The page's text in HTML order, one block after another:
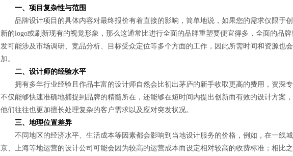
一、项目复杂性与范围
品牌设计项目的具体内容对最终报价有着直接的影响，简单地说，如果您的需求仅限于
新的logo或刷新现有的视觉形象，那么这通常比进行全面的品牌重塑要便宜得多，全面的品
发可能涉及市场调研、竞品分析、目标受众定位等多个方面的工作，因此所需时间和资源也
加。
二、设计师的经验水平
拥有多年行业经验且作品丰富的设计师自然会比初出茅庐的新手收取更高的费用，资深
不仅能够快速准确地捕捉到品牌的精髓所在，还能够在短时间内提出创新而有效的设计方案
他们往往也更加擅长处理复杂的客户需求以及应对突发状况。
三、地理位置差异
不同地区的经济水平、生活成本等因素都会影响到当地设计服务的价格，例如，在一线
京、上海等地运营的设计公司可能会因为较高的运营成本而设定相对较高的收费标准；相比